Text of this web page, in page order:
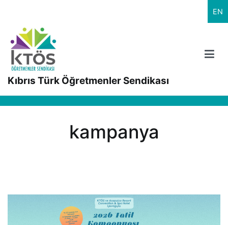
EN
Kıbrıs Türk Öğretmenler Sendikası
kampanya